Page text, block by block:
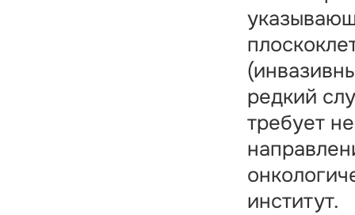
редкий
требует
институт.